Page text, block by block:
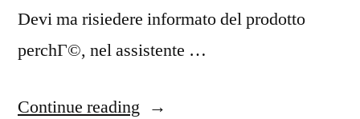
Devi ma risiedere informato del prodotto
perchГ©, nel assistente …
Continue reading